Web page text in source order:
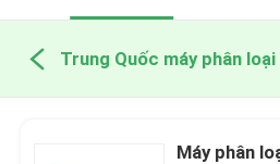
Trung Quốc máy phân loại
Máy phân